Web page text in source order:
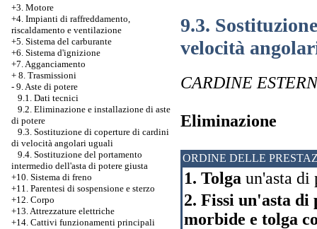
+3. Motore
+4. Impianti di raffreddamento,
riscaldamento e ventilazione
+5. Sistema del carburante
+6. Sistema d'ignizione
+7. Agganciamento
+ 8. Trasmissioni
- 9. Aste di potere
9.1. Dati tecnici
9.2. Eliminazione e installazione di aste
di potere
9.3. Sostituzione di coperture di cardini
di velocità angolari uguali
9.4. Sostituzione del portamento
intermedio dell'asta di potere giusta
+10. Sistema di freno
+11. Parentesi di sospensione e sterzo
+12. Corpo
+13. Attrezzature elettriche
+14. Cattivi funzionamenti principali
9.3.
velocità
CARDINE
Eliminazione
ORDINE DELLE
1. Tolga un'asta di
2. Fissi un'asta di
morbide e tolga